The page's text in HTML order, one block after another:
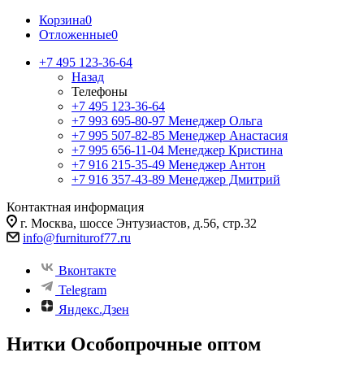
Корзина0
Отложенные0
+7 495 123-36-64
Назад
Телефоны
+7 495 123-36-64
+7 993 695-80-97 Менеджер Ольга
+7 995 507-82-85 Менеджер Анастасия
+7 995 656-11-04 Менеджер Кристина
+7 916 215-35-49 Менеджер Антон
+7 916 357-43-89 Менеджер Дмитрий
Контактная информация
г. Москва, шоссе Энтузиастов, д.56, стр.32
info@furniturof77.ru
Вконтакте
Telegram
Яндекс.Дзен
Нитки Особопрочные оптом